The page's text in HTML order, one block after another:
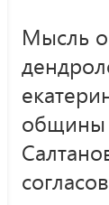
Мысль о
общины